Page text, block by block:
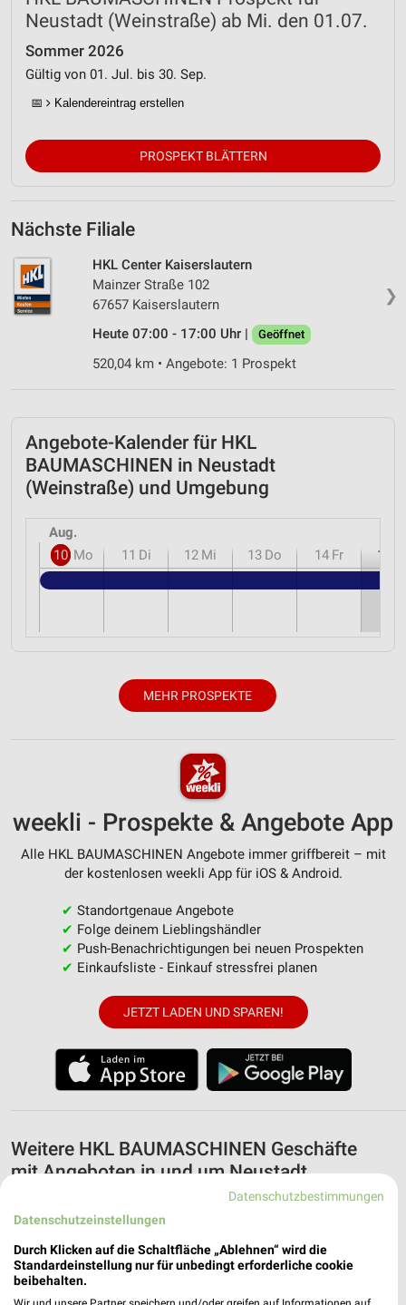
Neustadt (Weinstraße) ab Mi. den 01.07.
Sommer 2026
Gültig von 01. Jul. bis 30. Sep.
📅 Kalendereintrag erstellen
PROSPEKT BLÄTTERN
Nächste Filiale
❯
HKL Center Kaiserslautern
Mainzer Straße 102
67657 Kaiserslautern
Heute 07:00 - 17:00 Uhr |
Geöffnet
520,04 km • Angebote: 1 Prospekt
Angebote-Kalender für HKL
BAUMASCHINEN in Neustadt
(Weinstraße) und Umgebung
Aug.
10 Mo 11 Di 12 Mi 13 Do 14 Fr 15
MEHR PROSPEKTE
weekli - Prospekte & Angebote App
Alle HKL BAUMASCHINEN Angebote immer griffbereit – mit
der kostenlosen weekli App für iOS & Android.
✔ Standortgenaue Angebote
✔ Folge deinem Lieblingshändler
✔ Push-Benachrichtigungen bei neuen Prospekten
✔ Einkaufsliste - Einkauf stressfrei planen
JETZT LADEN UND SPAREN!
Weitere HKL BAUMASCHINEN Geschäfte
mit Angeboten in und um Neustadt
HKL BAUMASCHINEN Angebote in Mannheim
Mannheim, Deutschland
Datenschutzbestimmungen
Datenschutzeinstellungen
Durch Klicken auf die Schaltfläche „Ablehnen“ wird die
Standardeinstellung nur für unbedingt erforderliche cookie
beibehalten.